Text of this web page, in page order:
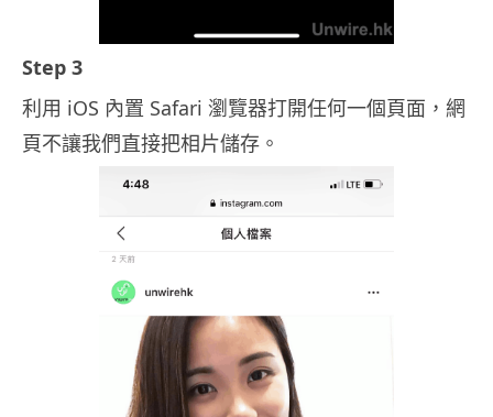
Step 3
利用 iOS 內置 Safari 瀏覽器打開任何一個頁面，網
頁不讓我們直接把相片儲存。